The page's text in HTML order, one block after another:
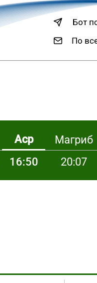
Бот
По
Аср Магриб
16:50 20:07